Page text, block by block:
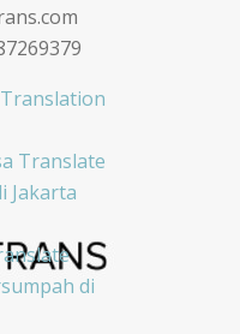
Translate
Jakarta
di